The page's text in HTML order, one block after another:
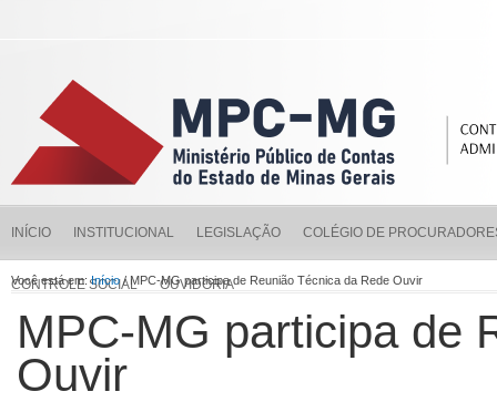
INÍCIO INSTITUCIONAL LEGISLAÇÃO COLÉGIO DE
CONTROLE SOCIAL OUVIDORIA
Você está em:Início/ MPC-MG participa de Reunião Técnica da Rede Ouvir
MPC-MG participa de
Ouvir